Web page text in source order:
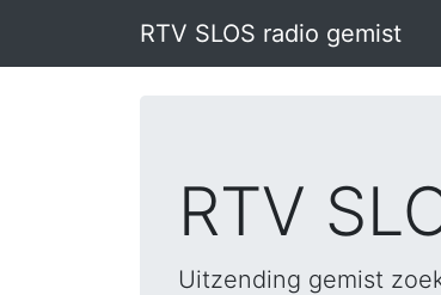
RTV SLOS radio gemist
RTV
Uitzending gemist